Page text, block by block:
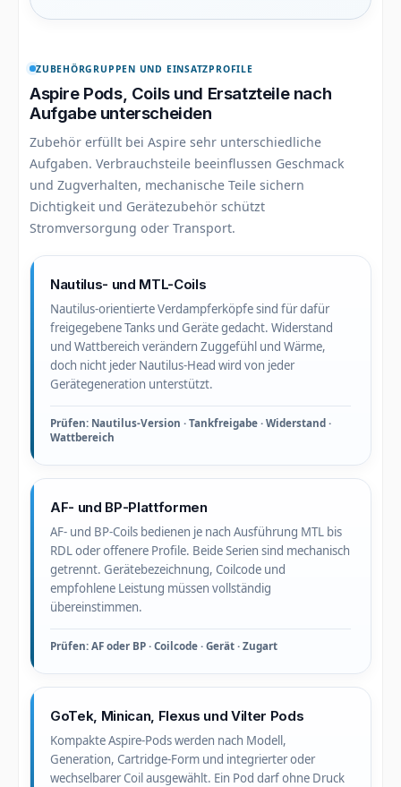
ZUBEHÖRGRUPPEN UND EINSATZPROFILE
Aspire Pods, Coils und Ersatzteile nach
Aufgabe unterscheiden
Zubehör erfüllt bei Aspire sehr unterschiedliche
Aufgaben. Verbrauchsteile beeinflussen Geschmack
und Zugverhalten, mechanische Teile sichern
Dichtigkeit und Gerätezubehör schützt
Stromversorgung oder Transport.
Nautilus- und MTL-Coils
Nautilus-orientierte Verdampferköpfe sind für dafür
freigegebene Tanks und Geräte gedacht. Widerstand
und Wattbereich verändern Zuggefühl und Wärme,
doch nicht jeder Nautilus-Head wird von jeder
Gerätegeneration unterstützt.
Prüfen: Nautilus-Version · Tankfreigabe · Widerstand ·
Wattbereich
AF- und BP-Plattformen
AF- und BP-Coils bedienen je nach Ausführung MTL bis
RDL oder offenere Profile. Beide Serien sind mechanisch
getrennt. Gerätebezeichnung, Coilcode und
empfohlene Leistung müssen vollständig
übereinstimmen.
Prüfen: AF oder BP · Coilcode · Gerät · Zugart
GoTek, Minican, Flexus und Vilter Pods
Kompakte Aspire-Pods werden nach Modell,
Generation, Cartridge-Form und integrierter oder
wechselbarer Coil ausgewählt. Ein Pod darf ohne Druck